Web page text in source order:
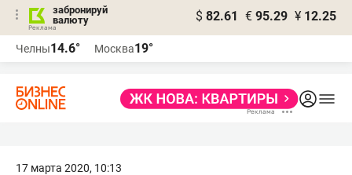
забронируй
валюту
$ 82.61 € 95.29 ¥ 12.25
Челны14.6° Москва19°
17 марта 2020, 10:13